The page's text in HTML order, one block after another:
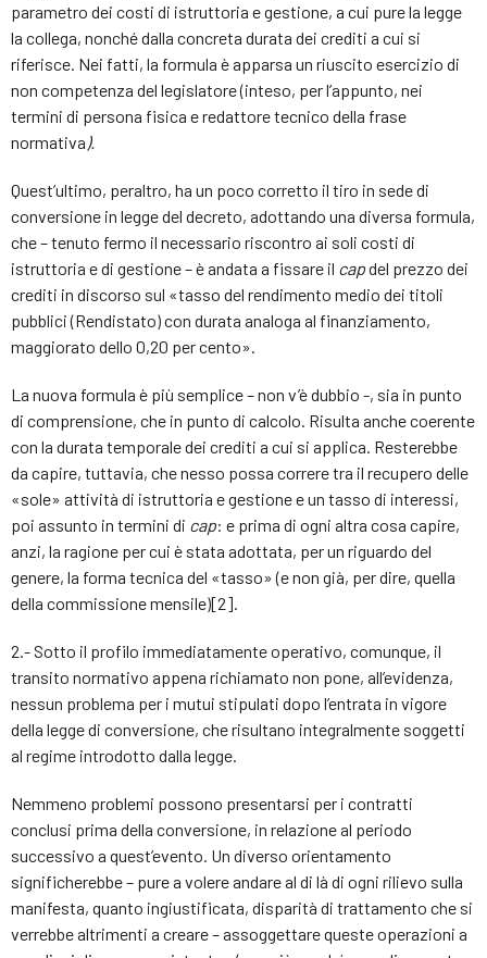
parametro dei costi di istruttoria e gestione, a cui pure la legge
la collega, nonché dalla concreta durata dei crediti a cui si
riferisce. Nei fatti, la formula è apparsa un riuscito esercizio di
non competenza del legislatore (inteso, per l’appunto, nei
termini di persona fisica e redattore tecnico della frase
normativa).
Quest’ultimo, peraltro, ha un poco corretto il tiro in sede di
conversione in legge del decreto, adottando una diversa formula,
che – tenuto fermo il necessario riscontro ai soli costi di
istruttoria e di gestione – è andata a fissare il capdel prezzo dei
crediti in discorso sul «tasso del rendimento medio dei titoli
pubblici (Rendistato) con durata analoga al finanziamento,
maggiorato dello 0,20 per cento».
La nuova formula è più semplice – non v’è dubbio -, sia in punto
di comprensione, che in punto di calcolo. Risulta anche coerente
con la durata temporale dei crediti a cui si applica. Resterebbe
da capire, tuttavia, che nesso possa correre tra il recupero delle
«sole» attività di istruttoria e gestione e un tasso di interessi,
poi assunto in termini di cap: e prima di ogni altra cosa capire,
anzi, la ragione per cui è stata adottata, per un riguardo del
genere, la forma tecnica del «tasso» (e non già, per dire, quella
della commissione mensile)[2].
2.- Sotto il profilo immediatamente operativo, comunque, il
transito normativo appena richiamato non pone, all’evidenza,
nessun problema per i mutui stipulati dopo l’entrata in vigore
della legge di conversione, che risultano integralmente soggetti
al regime introdotto dalla legge.
Nemmeno problemi possono presentarsi per i contratti
conclusi prima della conversione, in relazione al periodo
successivo a quest’evento. Un diverso orientamento
significherebbe – pure a volere andare al di là di ogni rilievo sulla
manifesta, quanto ingiustificata, disparità di trattamento che si
verrebbe altrimenti a creare – assoggettare queste operazioni a